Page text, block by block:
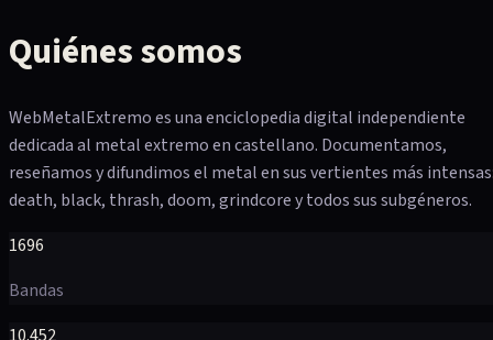
Quiénes somos
WebMetalExtremo es una enciclopedia digital independiente
dedicada al metal extremo en castellano. Documentamos,
reseñamos y difundimos el metal en sus vertientes más
death, black, thrash, doom, grindcore y todos sus subgéneros.
1696
Bandas